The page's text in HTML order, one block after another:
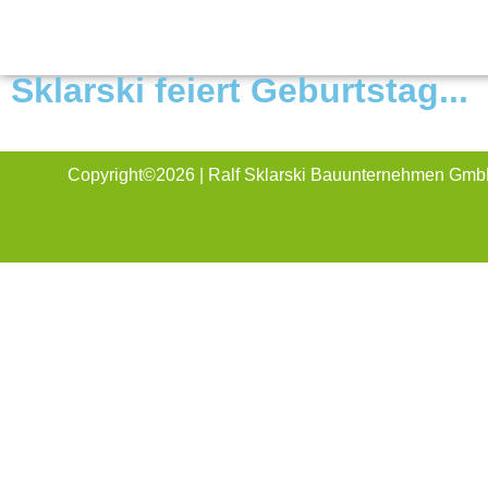
Sklarski feiert Geburtstag...
Copyright©2026 | Ralf Sklarski Bauunternehmen